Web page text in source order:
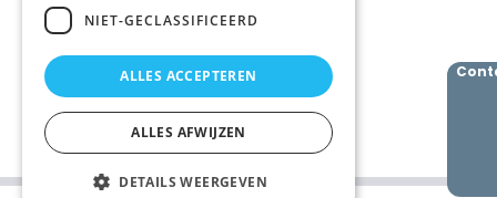
06 - 11 42 70 37
j.verboom@skbwinterswijk.nl
NIET-GECLASSIFICEERD
ALLES ACCEPTEREN
ALLES AFWIJZEN
DETAILS WEERGEVEN